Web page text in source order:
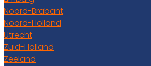
Noord-Brabant
Noord-Holland
Utrecht
Zuid-Holland
Zeeland